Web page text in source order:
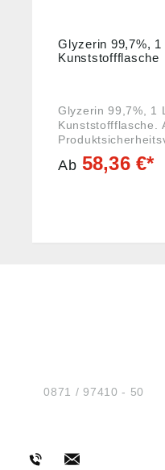
Glyzerin 99,7%, 1
Kunststoffflasche
Glyzerin 99,7%, 1
Kunststoffflasche. Angaben gemäß
2023/988):
27, 72574 Bad
Ab 58,36 €*
Tel.:0871 / 97410 - 50